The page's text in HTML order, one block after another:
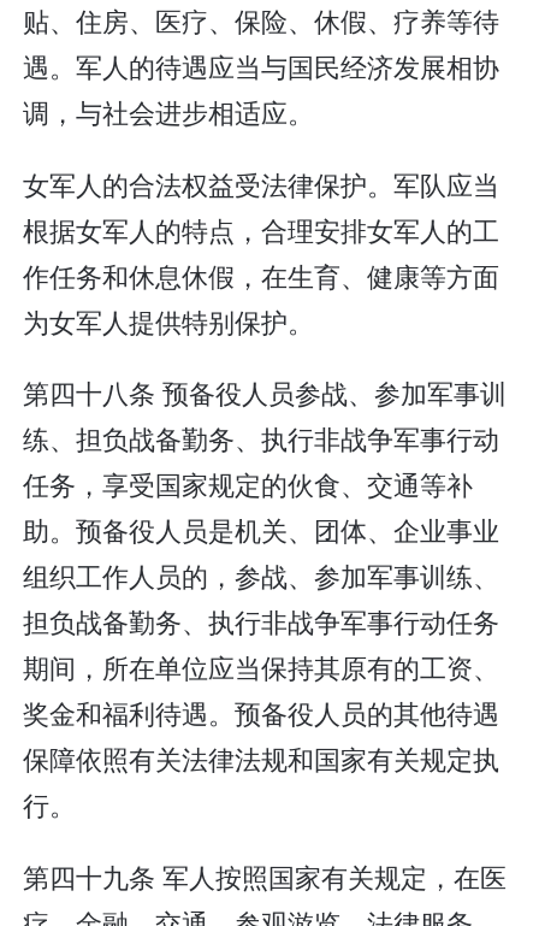
贴、住房、医疗、保险、休假、疗养等待
遇。军人的待遇应当与国民经济发展相协
调，与社会进步相适应。
女军人的合法权益受法律保护。军队应当
根据女军人的特点，合理安排女军人的工
作任务和休息休假，在生育、健康等方面
为女军人提供特别保护。
第四十八条 预备役人员参战、参加军事训
练、担负战备勤务、执行非战争军事行动
任务，享受国家规定的伙食、交通等补
助。预备役人员是机关、团体、企业事业
组织工作人员的，参战、参加军事训练、
担负战备勤务、执行非战争军事行动任务
期间，所在单位应当保持其原有的工资、
奖金和福利待遇。预备役人员的其他待遇
保障依照有关法律法规和国家有关规定执
行。
第四十九条 军人按照国家有关规定，在医